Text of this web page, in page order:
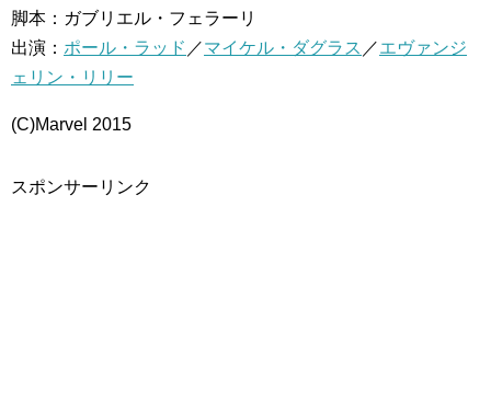
脚本：ガブリエル・フェラーリ
出演： ポール・ラッド ／マイケル・ダグラス ／エヴァンジ
ェリン・リリー
(C)Marvel 2015
スポンサーリンク